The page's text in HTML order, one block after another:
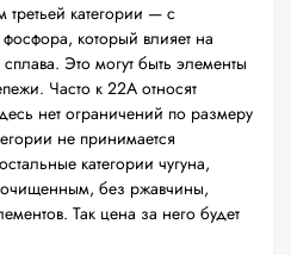
категории — с
который влияет на
сплава. Это могут быть элементы
Часто к 22А относят
нет ограничений по размеру
не принимается
категории чугуна,
без ржавчины,
Так цена за него будет